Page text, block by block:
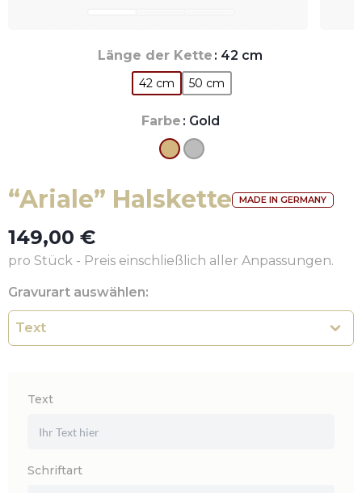
“Ariale” Halskette MADE IN GERMANY
149,00 €
pro Stück - Preis einschließlich aller Anpassungen.
Länge der Kette : 42 cm
42 cm 50 cm
Farbe : Gold
Gravurart auswählen:
Text
Schriftart